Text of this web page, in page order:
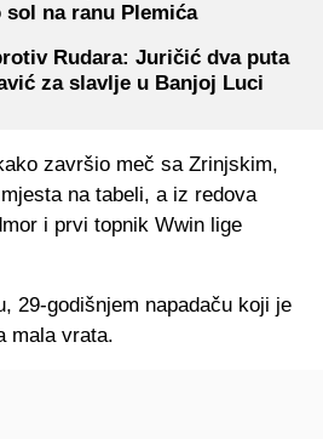
na ranu Plemića
Rudara: Juričić dva puta
za slavlje u Banjoj Luci
završio meč sa Zrinjskim,
na tabeli, a iz redova
i prvi topnik Wwin lige
29-godišnjem napadaču koji je
mala vrata.